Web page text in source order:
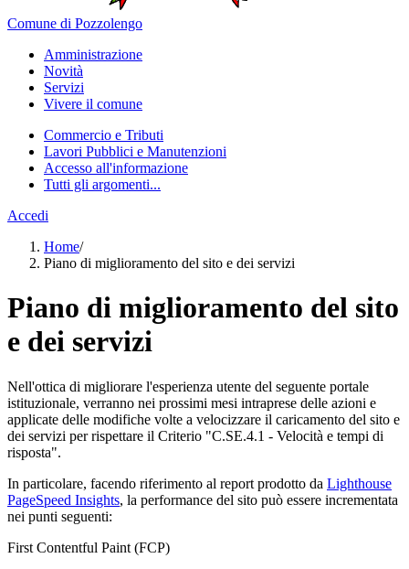
Comune di Pozzolengo
Amministrazione
Novità
Servizi
Vivere il comune
Commercio e Tributi
Lavori Pubblici e Manutenzioni
Accesso all'informazione
Tutti gli argomenti...
Accedi
Home/
Piano di miglioramento del sito e dei servizi
Piano di miglioramento del sito
e dei servizi
Nell'ottica di migliorare l'esperienza utente del seguente portale
istituzionale, verranno nei prossimi mesi intraprese delle azioni e
applicate delle modifiche volte a velocizzare il caricamento del sito e
dei servizi per rispettare il Criterio "C.SE.4.1 - Velocità e tempi di
risposta".
In particolare, facendo riferimento al report prodotto da Lighthouse
PageSpeed Insights, la performance del sito può essere incrementata
nei punti seguenti:
First Contentful Paint (FCP)